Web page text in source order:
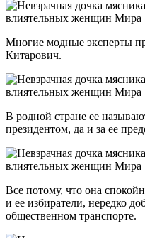
Многие модные эксперты
Китарович.
В родной стране ее
президентом, да и за ее
Все потому, что она
и ее избиратели, нередко
общественном транспорте.